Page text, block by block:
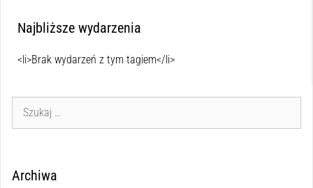
Najbliższe wydarzenia
<li>Brak wydarzeń z tym tagiem</li>
Archiwa